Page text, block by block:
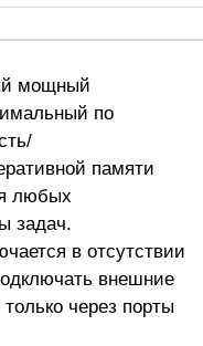
мощный
по
памяти
любых
задач.
в отсутствии
внешние
через порты